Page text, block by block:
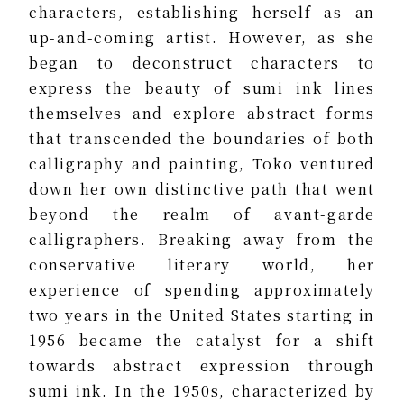
characters, establishing herself as an
up-and-coming artist. However, as she
began to deconstruct characters to
express the beauty of sumi ink lines
themselves and explore abstract forms
that transcended the boundaries of both
calligraphy and painting, Toko ventured
down her own distinctive path that went
beyond the realm of avant-garde
calligraphers. Breaking away from the
conservative literary world, her
experience of spending approximately
two years in the United States starting in
1956 became the catalyst for a shift
towards abstract expression through
sumi ink. In the 1950s, characterized by